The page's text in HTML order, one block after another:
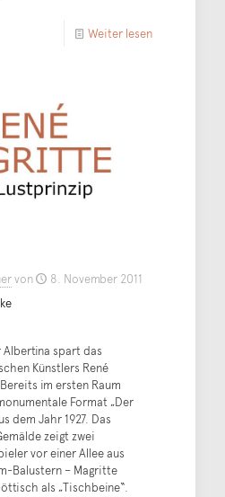
Weiter lesen
von
8. November 2011
Albertina spart das
Künstlers René
im ersten Raum
Format „Der
dem Jahr 1927. Das
zeigt zwei
vor einer Allee aus
Balustern – Magritte
als „Tischbeine“.